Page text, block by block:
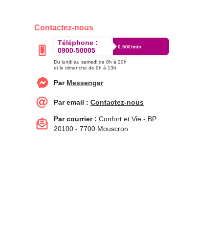
Contactez-nous
Téléphone :
0900-50005
0.50€/min
Du lundi au samedi de 8h à 20h
et le dimanche de 9h à 13h
Par Messenger
Par email : Contactez-nous
Par courrier : Confort et Vie - BP
20100 - 7700 Mouscron